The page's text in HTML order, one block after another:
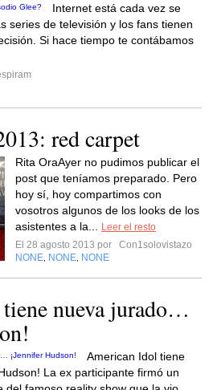
Internet está cada vez se
series de televisión y los fans tienen
Si hace tiempo te contábamos
red carpet
Rita OraAyer no pudimos publicar el
post que teníamos preparado. Pero
hoy sí, hoy compartimos con
vosotros algunos de los looks de los
asistentes a la...
Leer el resto
El 28 agosto 2013 por
Con1solovistazo
NONE NONE NONE
nueva jurado…
American Idol tiene
La ex participante firmó un